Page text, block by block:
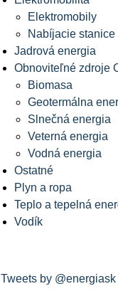
Elektromobily
Nabíjacie
Jadrová energia
Obnoviteľné zdroje
Biomasa
Geotermálna
Slnečná energia
Veterná energia
Vodná energia
Ostatné
Plyn a ropa
Teplo a tepelná
Vodík
Tweets by @energiask